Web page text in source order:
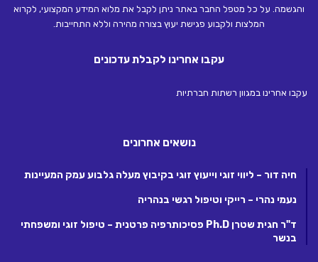
והגשמה. על כל מטפל החבר באתר ניתן לקבל את מלוא המידע המקצועי, לקרוא
המלצות ולקבוע פגישת יעוץ בצורה מהירה וללא התחייבות.
עקבו אחרינו לקבלת עדכונים
עקבו אחרינו במגוון רשתות חברתיות
נושאים אחרונים
חיה דור – ליווי זוגי וייעוץ זוגי בקיבוץ מעלה גלבוע עמק המעיינות
נעמי נהרי – רייקי וטיפול רגשי בנהריה
ד"ר חגית שטרן Ph.D פסיכותרפיה פרטנית – טיפול זוגי ומשפחתי
בנשר